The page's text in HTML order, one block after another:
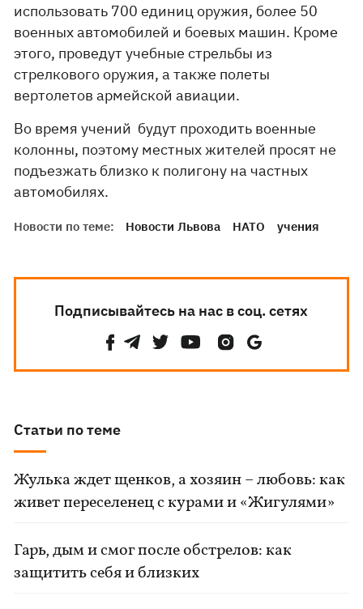
использовать 700 единиц оружия, более 50
военных автомобилей и боевых машин. Кроме
этого, проведут учебные стрельбы из
стрелкового оружия, а также полеты
вертолетов армейской авиации.
Во время учений будут проходить военные
колонны, поэтому местных жителей просят не
подъезжать близко к полигону на частных
автомобилях.
Новости по теме: Новости Львова НАТО учения
Подписывайтесь на нас в соц. сетях
Статьи по теме
Жулька ждет щенков, а хозяин – любовь: как
живет переселенец с курами и «Жигулями»
Гарь, дым и смог после обстрелов: как
защитить себя и близких